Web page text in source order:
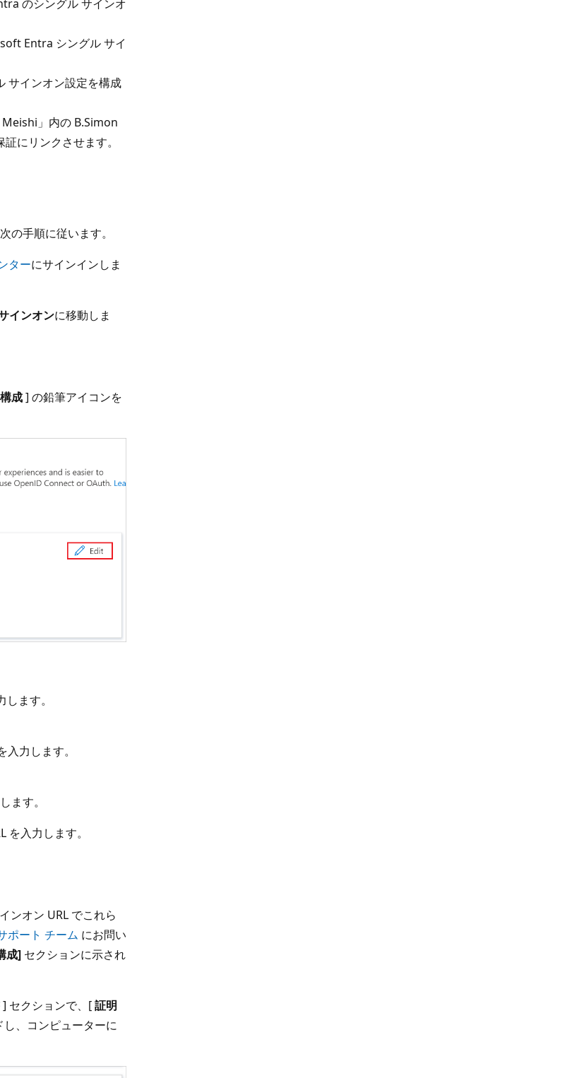
のシングル サインオ
Entra シングル サイ
サインオン設定を構成
」内の B.Simon
にリンクさせます。
手順に従います。
ターにサインインしま
インオンに移動しま
成] の鉛筆アイコンを
ます。
力します。
ます。
入力します。
ンオン URL でこれら
ポート チーム にお問い
成] セクションに示され
] セクションで、[証明
、コンピューターに